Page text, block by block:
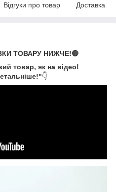
Відгуки про товар Доставка
ТОВАРУ НИЖЧЕ!🔴
товар, як на відео!
👇